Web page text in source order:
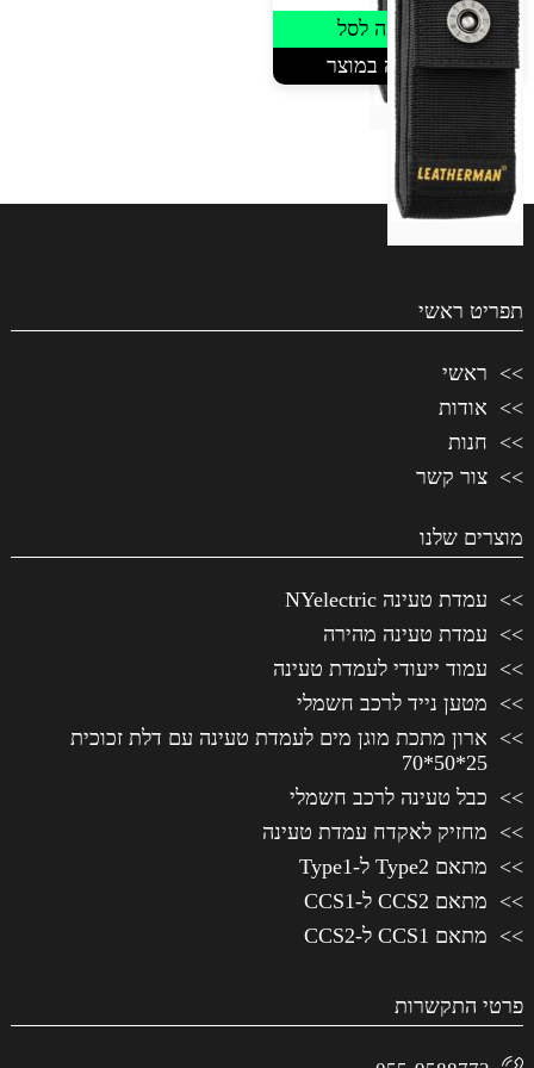
היה:
₪250.00.
המחיר
הנוכחי
הוא:
₪185.00.
הוספה לסל
צפייה במוצר
תפריט ראשי
ראשי
אודות
חנות
צור קשר
מוצרים שלנו
עמדת טעינה NYelectric
עמדת טעינה מהירה
עמוד ייעודי לעמדת טעינה
מטען נייד לרכב חשמלי
ארון מתכת מוגן מים לעמדת טעינה עם דלת זכוכית
25*50*70
כבל טעינה לרכב חשמלי
מחזיק לאקדח עמדת טעינה
מתאם Type2 ל-Type1
מתאם CCS2 ל-CCS1
מתאם CCS1 ל-CCS2
פרטי התקשרות